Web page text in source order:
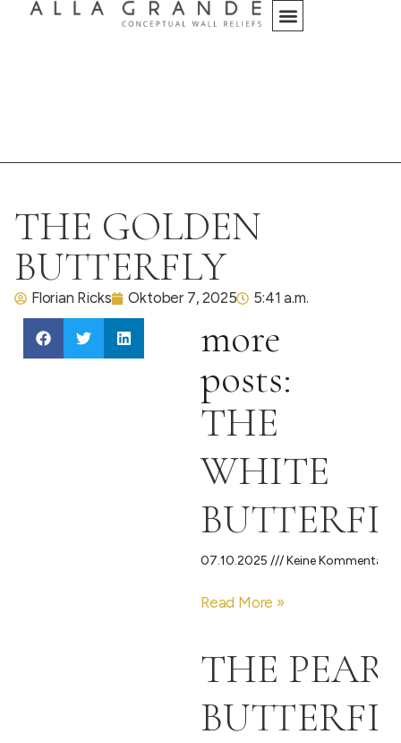
THE GOLDEN
BUTTERFLY
Florian Ricks Oktober 7, 2025 5:41 a.m.
more
posts:
THE
WHITE
07.10.2025 Keine Kommentare
Read More »
THE